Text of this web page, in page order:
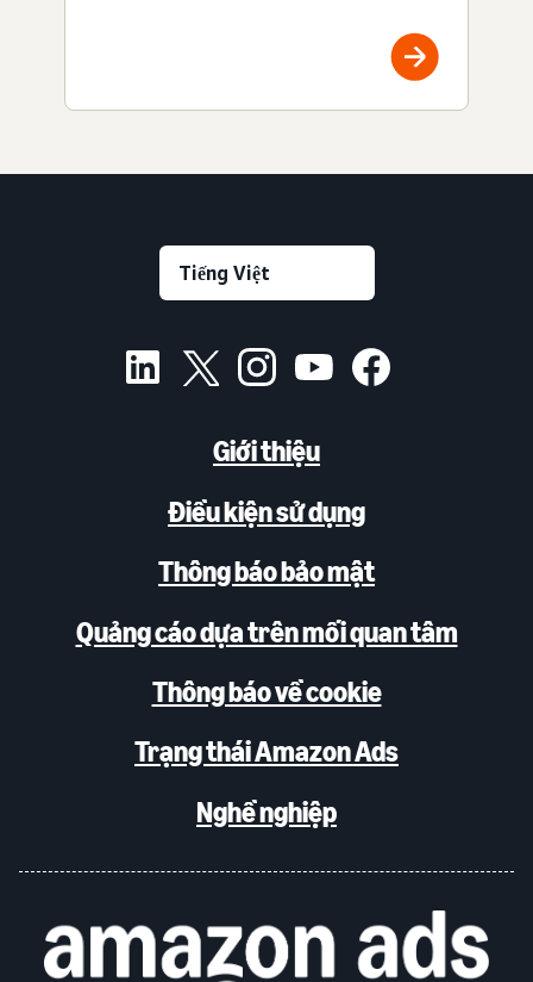
Giới thiệu
Điều kiện sử dụng
Thông báo bảo mật
Quảng cáo dựa trên mối quan tâm
Thông báo về cookie
Trạng thái Amazon Ads
Nghề nghiệp